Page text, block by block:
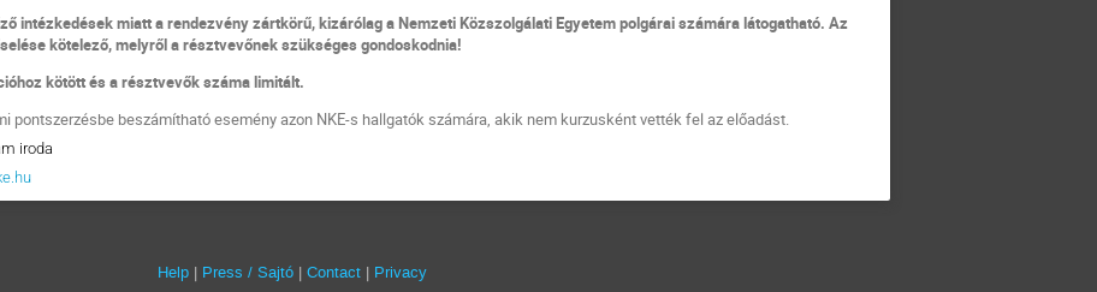
intézkedések miatt a rendezvény zártkörű, kizárólag a Nemzeti Közszolgálati Egyetem polgárai számára látogatható. Az
kötelező, melyről a résztvevőnek szükséges gondoskodnia!
kötött és a résztvevők száma limitált.
pontszerzésbe beszámítható esemény azon NKE-s hallgatók számára, akik nem kurzusként vették fel az előadást.
iroda
Help Press / Sajtó Contact Privacy